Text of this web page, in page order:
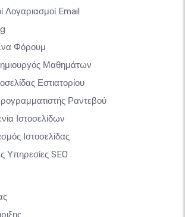
Λογαριασμοί Email
Φόρουμ
Μαθημάτων
Εστιατορίου
Ραντεβού
Ιστοσελίδων
Ιστοσελίδας
Υπηρεσίες SEO